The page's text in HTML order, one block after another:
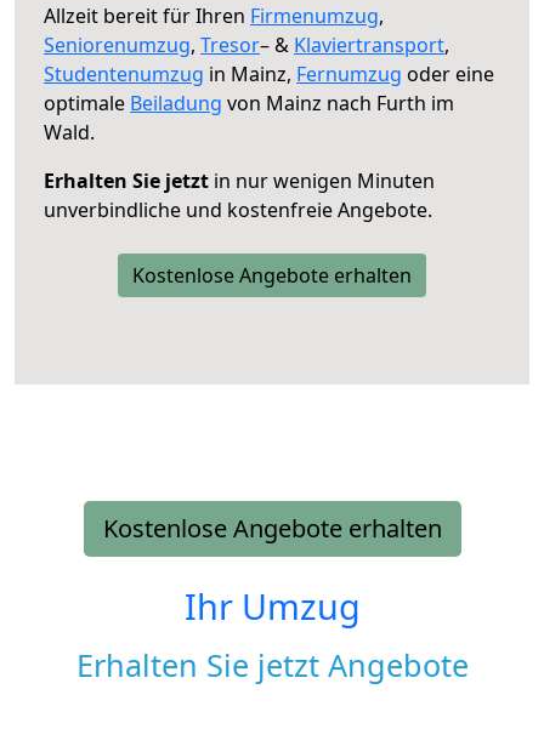
Allzeit bereit für Ihren Firmenumzug,
Seniorenumzug, Tresor– & Klaviertransport,
Studentenumzug in Mainz, Fernumzug oder eine
optimale Beiladung von Mainz nach Furth im
Wald.
Erhalten Sie jetzt in nur wenigen Minuten
unverbindliche und kostenfreie Angebote.
Kostenlose Angebote erhalten
Kostenlose Angebote erhalten
Ihr Umzug
Erhalten Sie jetzt Angebote